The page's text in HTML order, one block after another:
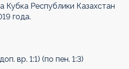
Кубка Республики Казахстан
года.
вр. 1:1) (по пен. 1:3)